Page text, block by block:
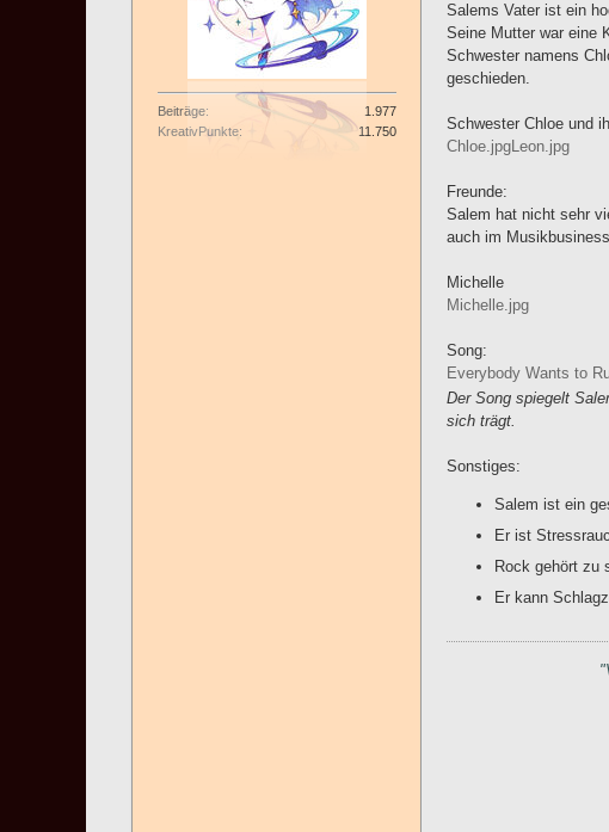
Beiträge
1.977
KreativPunkte
11.750
Salems Vater ist ein
Seine Mutter war eine
Schwester namens
geschieden.
Schwester Chloe und
Chloe.jpgLeon.jpg
Freunde:
Salem hat nicht sehr
auch im
Michelle
Michelle.jpg
Song:
Everybody Wants to
Der Song spiegelt
sich trägt.
Sonstiges:
Salem ist ein
Er ist
Rock gehört zu
Er kann
"